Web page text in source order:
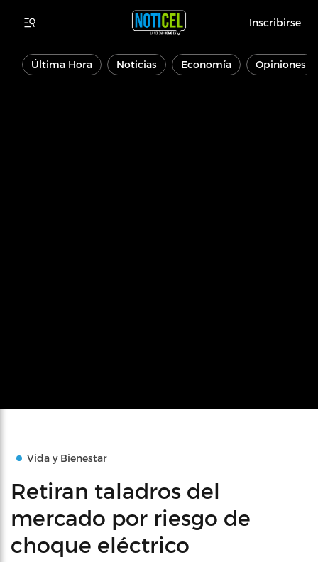
Inscribirse
Última Hora Noticias Economía Opiniones
Vida y Bienestar
Retiran taladros del
mercado por riesgo de
choque eléctrico